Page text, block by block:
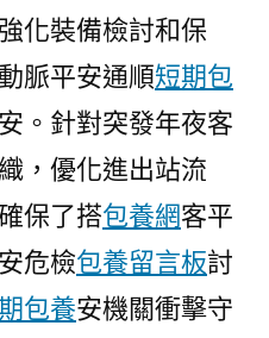
化裝備檢討和保
脈平安通順短期包
。針對突發年夜客
，優化進出站流
保了搭包養網客平
危檢包養留言板討
包養安機關衝擊守